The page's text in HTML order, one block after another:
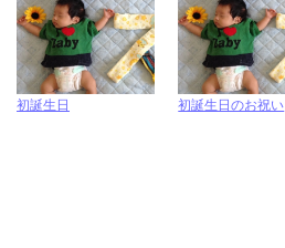
初誕生日 初誕生日のお祝い